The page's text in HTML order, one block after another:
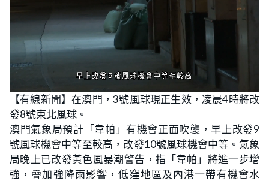
n
m
t
e
o
a
d
:
8
4
.
3
8
【有線新聞】在澳門，3號風球現正生效，凌晨4時將改
發8號東北風球。
澳門氣象局預計「韋帕」有機會正面吹襲，早上改發9
號風球機會中等至較高，改發10號風球機會中等。氣象
局晚上已改發黃色風暴潮警告，指「韋帕」將進一步增
強，疊加強降雨影響，低窪地區及內港一帶有機會水